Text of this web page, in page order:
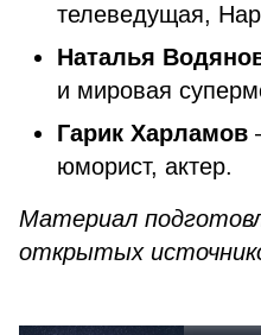
телеведущая,
Наталья
и мировая
Гарик Харламов
юморист, актер.
Материал
открытых